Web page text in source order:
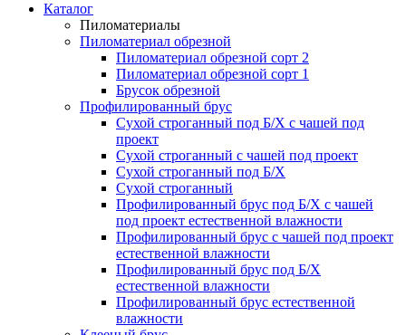
Каталог
Пиломатериалы
Пиломатериал обрезной
Пиломатериал обрезной сорт 2
Пиломатериал обрезной сорт 1
Брусок обрезной
Профилированный брус
Сухой строганный под Б/Х с чашей под
проект
Сухой строганный с чашей под проект
Сухой строганный под Б/Х
Сухой строганный
Профилированный брус под Б/Х с чашей
под проект естественной влажности
Профилированный брус с чашей под проект
естественной влажности
Профилированный брус под Б/Х
естественной влажности
Профилированный брус естественной
влажности